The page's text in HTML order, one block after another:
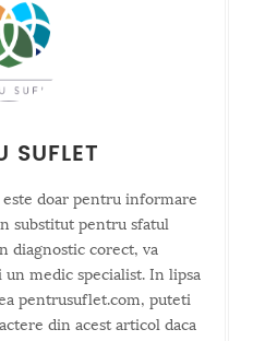
SUFLET
doar pentru informare
substitut pentru sfatul
diagnostic corect, va
medic specialist. In lipsa
pentrusuflet.com, puteti
din acest articol daca